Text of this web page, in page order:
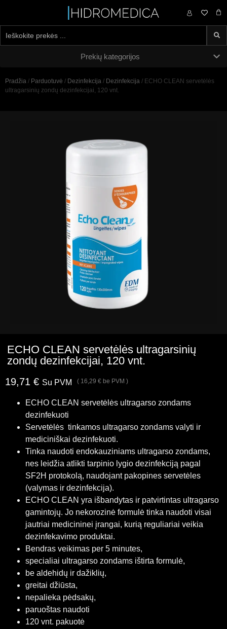
0,00 €
Prekių kategorijos
Pradžia / Parduotuvė / Dezinfekcija / Dezinfekcija / ECHO CLEAN servetėlės
ultragarsinių zondų dezinfekcijai, 120 vnt.
ECHO CLEAN servetėlės ultragarsinių
zondų dezinfekcijai, 120 vnt.
19,71 € Su PVM ( 16,29 € be PVM )
ECHO CLEAN servetėlės ultragarso zondams
dezinfekuoti
Servetėlės tinkamos ultragarso zondams valyti ir
mediciniškai dezinfekuoti.
Tinka naudoti endokauziniams ultragarso zondams,
nes leidžia atlikti tarpinio lygio dezinfekciją pagal
SF2H protokolą, naudojant pakopines servetėles
(valymas ir dezinfekcija).
ECHO CLEAN yra išbandytas ir patvirtintas ultragarso
gamintojų. Jo nekorozinė formulė tinka naudoti visai
jautriai medicininei įrangai, kurią reguliariai veikia
dezinfekavimo produktai.
Bendras veikimas per 5 minutes,
specialiai ultragarso zondams ištirta formulė,
be aldehidų ir dažiklių,
greitai džiūsta,
nepalieka pėdsakų,
paruoštas naudoti
120 vnt. pakuotė